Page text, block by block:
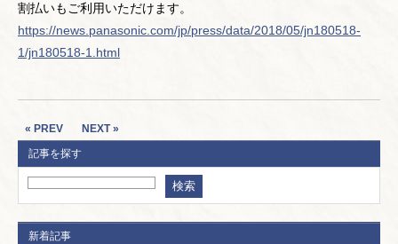
割払いもご利用いただけます。
https://news.panasonic.com/jp/press/data/2018/05/jn180518-
1/jn180518-1.html
« PREV
NEXT »
記事を探す
新着記事